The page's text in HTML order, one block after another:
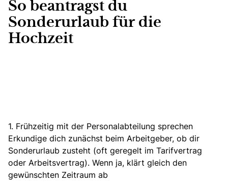
So beantragst du
Sonderurlaub für die
Hochzeit
1. Frühzeitig mit der Personalabteilung sprechen
Erkundige dich zunächst beim Arbeitgeber, ob dir
Sonderurlaub zusteht (oft geregelt im Tarifvertrag
oder Arbeitsvertrag). Wenn ja, klärt gleich den
gewünschten Zeitraum ab